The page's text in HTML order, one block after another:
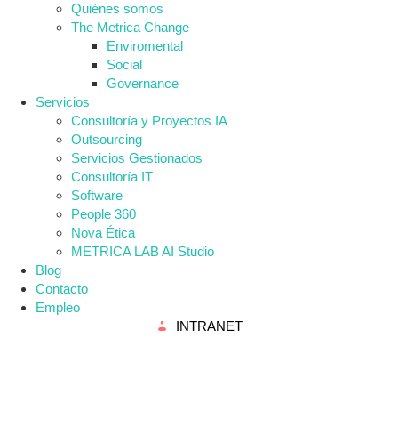
Quiénes somos
The Metrica Change
Enviromental
Social
Governance
Servicios
Consultoría y Proyectos IA
Outsourcing
Servicios Gestionados
Consultoría IT
Software
People 360
Nova Ética
METRICA LAB AI Studio
Blog
Contacto
Empleo
INTRANET